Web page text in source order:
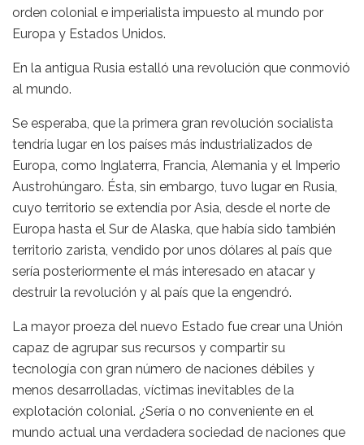
orden colonial e imperialista impuesto al mundo por
Europa y Estados Unidos.
En la antigua Rusia estalló una revolución que conmovió
al mundo.
Se esperaba, que la primera gran revolución socialista
tendría lugar en los países más industrializados de
Europa, como Inglaterra, Francia, Alemania y el Imperio
Austrohúngaro. Ésta, sin embargo, tuvo lugar en Rusia,
cuyo territorio se extendía por Asia, desde el norte de
Europa hasta el Sur de Alaska, que había sido también
territorio zarista, vendido por unos dólares al país que
sería posteriormente el más interesado en atacar y
destruir la revolución y al país que la engendró.
La mayor proeza del nuevo Estado fue crear una Unión
capaz de agrupar sus recursos y compartir su
tecnología con gran número de naciones débiles y
menos desarrolladas, víctimas inevitables de la
explotación colonial. ¿Sería o no conveniente en el
mundo actual una verdadera sociedad de naciones que